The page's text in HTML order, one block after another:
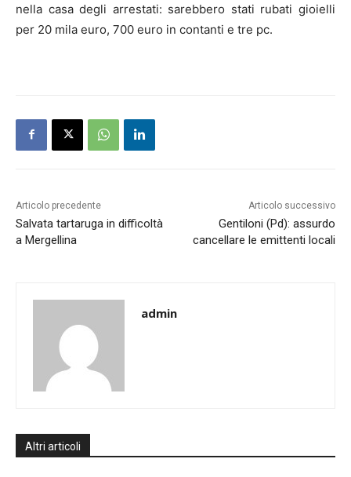
nella casa degli arrestati: sarebbero stati rubati gioielli
per 20 mila euro, 700 euro in contanti e tre pc.
Articolo precedente
Salvata tartaruga in difficoltà
a Mergellina
Articolo successivo
Gentiloni (Pd): assurdo
cancellare le emittenti locali
admin
Altri articoli